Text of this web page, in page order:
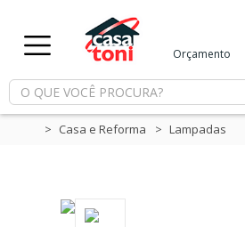
Minha Conta
Meus Favoritos
Departamentos
Orçamento
Casa e Reforma Lampadas